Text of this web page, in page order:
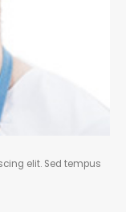
elit. Sed tempus